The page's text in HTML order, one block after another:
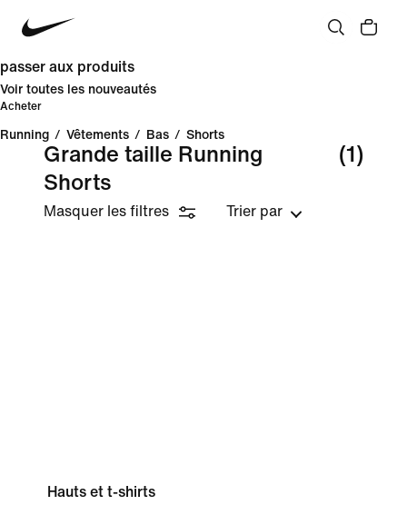
passer aux produits
Voir toutes les nouveautés
Acheter
Running / Vêtements / Bas / Shorts
Grande taille Running
Shorts
(1)
Masquer les filtres Trier par
Hauts et t-shirts